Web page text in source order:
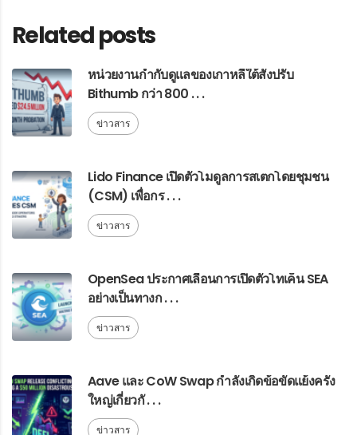
Related posts
หน่วยงานกำกับดูแลของเกาหลีใต้สั่งปรับ
Bithumb กว่า 800 . . .
ข่าวสาร
Lido Finance เปิดตัวโมดูลการสเตกโดยชุมชน
(CSM) เพื่อกร . . .
ข่าวสาร
OpenSea ประกาศเลื่อนการเปิดตัวโทเค็น SEA
อย่างเป็นทางก . . .
ข่าวสาร
Aave และ CoW Swap กำลังเกิดข้อขัดแย้งครั้ง
ใหญ่เกี่ยวกั . . .
ข่าวสาร